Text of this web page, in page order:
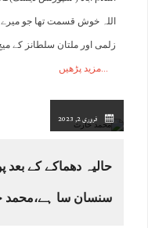
اللہ خوش قسمت تھا جو میرے
زلمی اور ملتان سلطانز کے میچ
مزید پڑھیں
فروری 2, 2023
حالیہ دھماکے کے
سنسان سا ہے،محمد